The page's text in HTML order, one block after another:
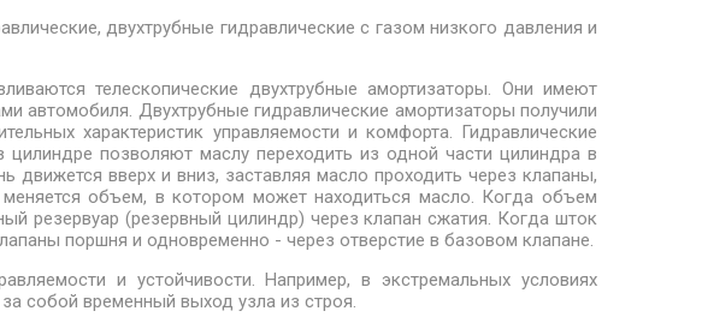
двухтрубные гидравлические с газом низкого давления и
телескопические двухтрубные амортизаторы. Они имеют
автомобиля. Двухтрубные гидравлические амортизаторы получили
характеристик управляемости и комфорта. Гидравлические
позволяют маслу переходить из одной части цилиндра в
вверх и вниз, заставляя масло проходить через клапаны,
объем, в котором может находиться масло. Когда объем
резервуар (резервный цилиндр) через клапан сжатия. Когда шток
поршня и одновременно - через отверстие в базовом клапане.
и устойчивости. Например, в экстремальных условиях
собой временный выход узла из строя.